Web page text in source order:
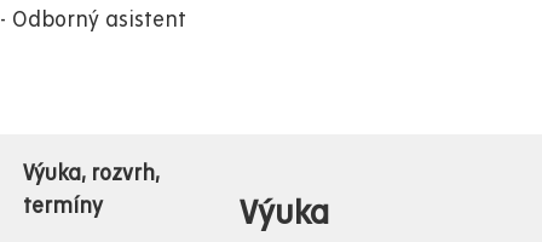
Odborný asistent
Výuka, rozvrh,
termíny
Výuka